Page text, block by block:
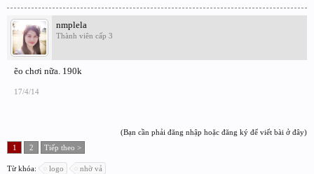
nmplela
Thành viên cấp 3
ẽo chơi nữa. 190k
17/4/14
(Bạn cần phải đăng nhập hoặc đăng ký để viết bài ở đây)
1
2 Tiếp theo >
Từ khóa: logo nhờ vả